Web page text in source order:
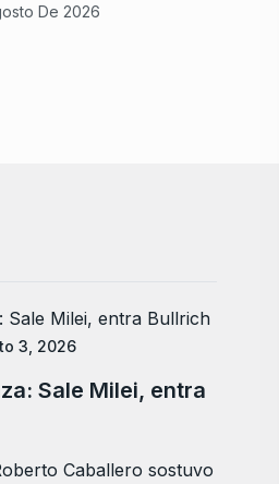
De 2026
3, 2026
Sale Milei, entra
Caballero sostuvo